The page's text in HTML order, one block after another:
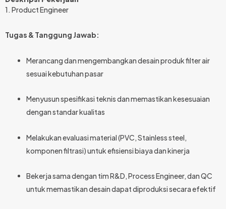
1. Product Engineer
Tugas & Tanggung Jawab:
Merancang dan mengembangkan desain produk filter air
sesuai kebutuhan pasar
Menyusun spesifikasi teknis dan memastikan kesesuaian
dengan standar kualitas
Melakukan evaluasi material (PVC, Stainless steel,
komponen filtrasi) untuk efisiensi biaya dan kinerja
Bekerja sama dengan tim R&D, Process Engineer, dan QC
untuk memastikan desain dapat diproduksi secara efektif